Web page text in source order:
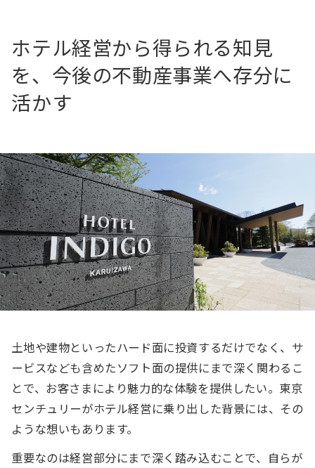
ホテル経営から得られる知見
を、今後の不動産事業へ存分に
活かす
土地や建物といったハード面に投資するだけでなく、サ
ービスなども含めたソフト面の提供にまで深く関わるこ
とで、お客さまにより魅力的な体験を提供したい。東京
センチュリーがホテル経営に乗り出した背景には、その
ような想いもあります。
重要なのは経営部分にまで深く踏み込むことで、自らが